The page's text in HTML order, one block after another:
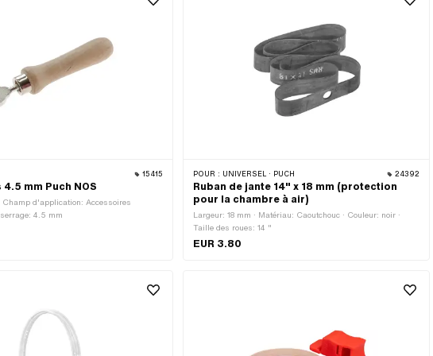
15415
mm Puch NOS
Champ d'application: Accessoires
4.5 mm
POUR : UNIVERSEL · PUCH 24392
Ruban de jante 14" x 18 mm (protection
pour la chambre à air)
Largeur: 18 mm · Matériau: Caoutchouc · Couleur: noir ·
Taille des roues: 14 "
EUR 3.80